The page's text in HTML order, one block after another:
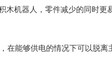
木机器人，零件减少的同时更
在能够供电的情况下可以脱